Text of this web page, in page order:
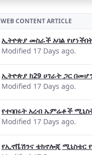
WEB CONTENT ARTICLE
ኢትዮጵያ መስራች አባል
Modified 17 Days ago.
ኢትዮጵያ ከ29 ሀገራት ጋር
Modified 17 Days ago.
የተባበሩት አረብ ኤምሬቶች
Modified 17 Days ago.
የኢኖቬሽንና ቴክኖሎጂ ሚኒስቴር